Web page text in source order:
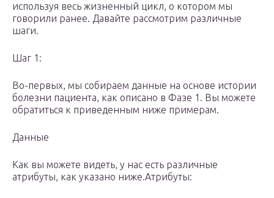
используя весь жизненный цикл, о котором мы
говорили ранее. Давайте рассмотрим различные
шаги.
Шаг 1:
Во-первых, мы собираем данные на основе истории
болезни пациента, как описано в Фазе 1. Вы можете
обратиться к приведенным ниже примерам.
Данные
Как вы можете видеть, у нас есть различные
атрибуты, как указано ниже.Атрибуты: